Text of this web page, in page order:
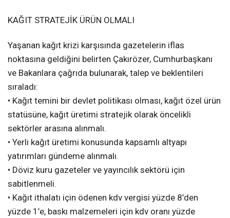
KAĞIT STRATEJİK ÜRÜN OLMALI
Yaşanan kağıt krizi karşısında gazetelerin iflas
noktasına geldiğini belirten Çakırözer, Cumhurbaşkanı
ve Bakanlara çağrıda bulunarak, talep ve beklentileri
sıraladı:
• Kağıt temini bir devlet politikası olması, kağıt özel ürün
statüsüne, kağıt üretimi stratejik olarak öncelikli
sektörler arasına alınmalı.
• Yerli kağıt üretimi konusunda kapsamlı altyapı
yatırımları gündeme alınmalı.
• Döviz kuru gazeteler ve yayıncılık sektörü için
sabitlenmeli.
• Kağıt ithalatı için ödenen kdv vergisi yüzde 8’den
yüzde 1’e, baskı malzemeleri için kdv oranı yüzde